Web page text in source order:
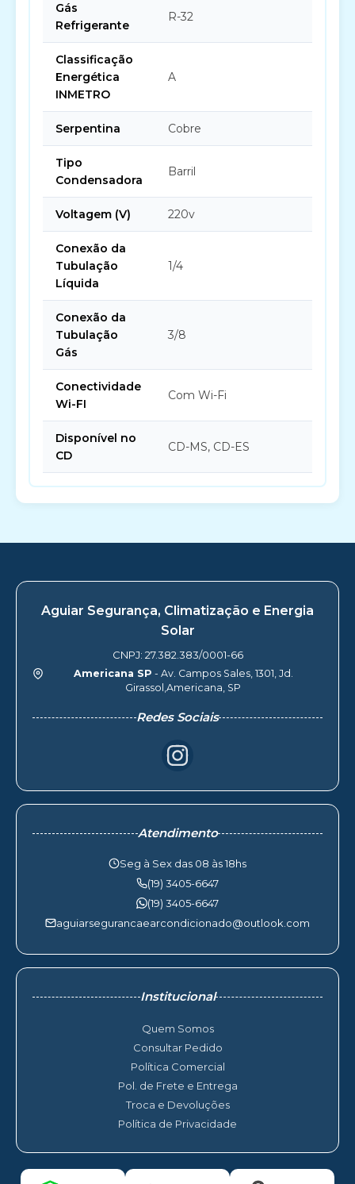
Gás
Refrigerante
R-32
Classificação
Energética
INMETRO
A
Serpentina Cobre
Tipo
Condensadora
Barril
Voltagem (V) 220v
Conexão da
Tubulação
Líquida
1/4
Conexão da
Tubulação
Gás
3/8
Conectividade
Wi-FI
Com Wi-Fi
Disponível no
CD
CD-MS, CD-ES
Aguiar Segurança, Climatização e Energia
Solar
CNPJ: 27.382.383/0001-66
Americana SP - Av. Campos Sales, 1301, Jd.
Girassol,Americana, SP
Redes Sociais
Atendimento
Seg à Sex das 08 às 18hs
(19) 3405-6647
(19) 3405-6647
aguiarsegurancaearcondicionado@outlook.com
Institucional
Quem Somos
Consultar Pedido
Política Comercial
Pol. de Frete e Entrega
Troca e Devoluções
Política de Privacidade